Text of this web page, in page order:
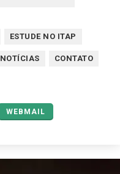
WEBMAIL
ESTUDE NO ITAP
NOTÍCIAS CONTATO